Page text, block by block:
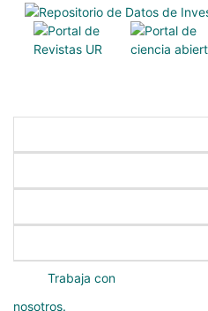
Trabaja con
nosotros.